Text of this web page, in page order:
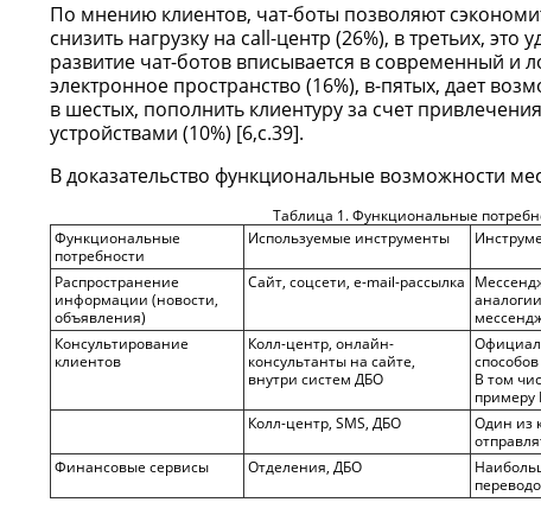
По мнению клиентов, чат-боты позволяют
снизить нагрузку на call-центр (26%), в третьих,
развитие чат-ботов вписывается в современный и
электронное пространство (16%), в-пятых, дает
в шестых, пополнить клиентуру за счет
устройствами (10%) [6,c.39].
В доказательство функциональные возможности
Таблица 1. Функциональные
Функциональные
потребности
Используемые инструменты
Распространение
информации (новости,
объявления)
Сайт, соцсети, e-mail-рассылка
Консультирование
клиентов
Колл-центр, онлайн-
консультанты на сайте,
внутри систем ДБО
В том
примеру
Колл-центр, SMS, ДБО
Один из
Финансовые сервисы
Отделения, ДБО